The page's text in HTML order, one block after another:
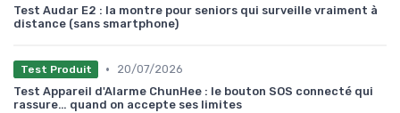
Test Audar E2 : la montre pour seniors qui surveille vraiment à
distance (sans smartphone)
Test Produit •
20/07/2026
Test Appareil d'Alarme ChunHee : le bouton SOS connecté qui
rassure… quand on accepte ses limites